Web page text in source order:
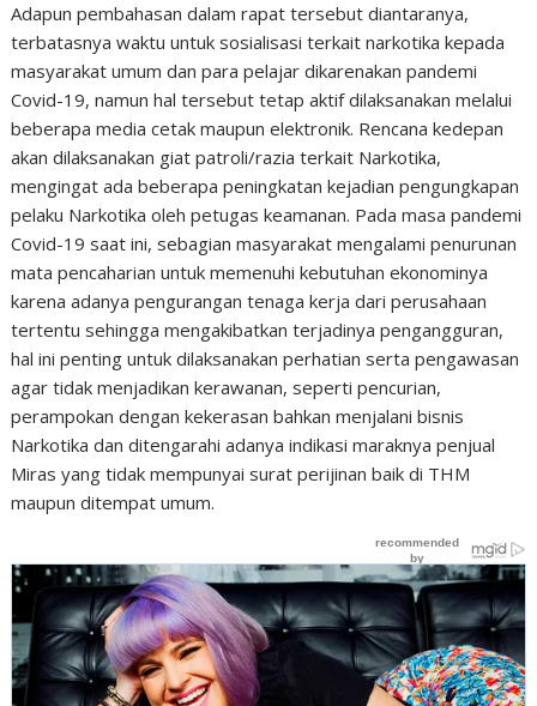
Adapun pembahasan dalam rapat tersebut diantaranya,
terbatasnya waktu untuk sosialisasi terkait narkotika kepada
masyarakat umum dan para pelajar dikarenakan pandemi
Covid-19, namun hal tersebut tetap aktif dilaksanakan melalui
beberapa media cetak maupun elektronik. Rencana kedepan
akan dilaksanakan giat patroli/razia terkait Narkotika,
mengingat ada beberapa peningkatan kejadian pengungkapan
pelaku Narkotika oleh petugas keamanan. Pada masa pandemi
Covid-19 saat ini, sebagian masyarakat mengalami penurunan
mata pencaharian untuk memenuhi kebutuhan ekonominya
karena adanya pengurangan tenaga kerja dari perusahaan
tertentu sehingga mengakibatkan terjadinya pengangguran,
hal ini penting untuk dilaksanakan perhatian serta pengawasan
agar tidak menjadikan kerawanan, seperti pencurian,
perampokan dengan kekerasan bahkan menjalani bisnis
Narkotika dan ditengarahi adanya indikasi maraknya penjual
Miras yang tidak mempunyai surat perijinan baik di THM
maupun ditempat umum.